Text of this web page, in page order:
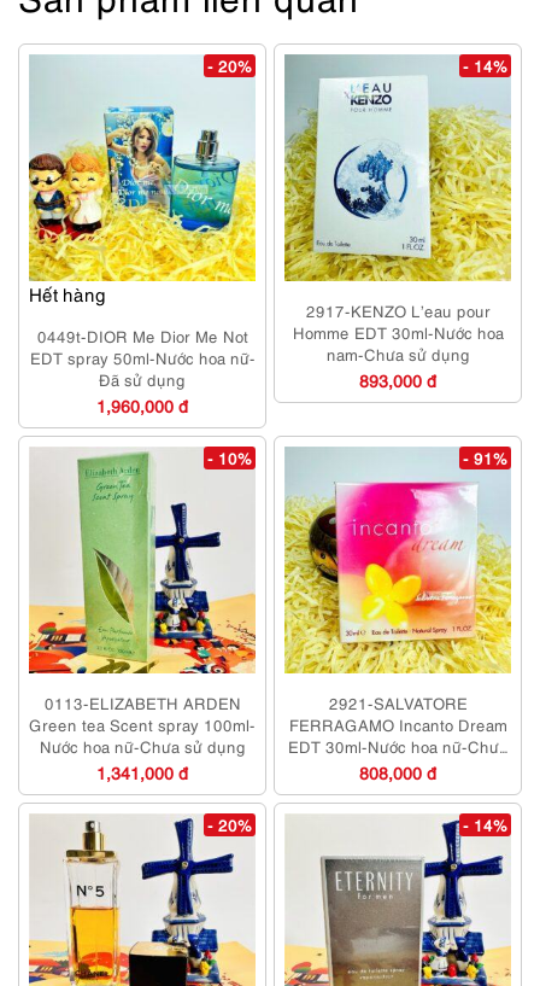
Hết hàng
- 20%
0449t-DIOR Me Dior Me Not
EDT spray 50ml-Nước hoa nữ-
Đã sử dụng
1,960,000 đ
- 14%
2917-KENZO L’eau pour
Homme EDT 30ml-Nước hoa
nam-Chưa sử dụng
893,000 đ
- 10%
0113-ELIZABETH ARDEN
Green tea Scent spray 100ml-
Nước hoa nữ-Chưa sử dụng
1,341,000 đ
- 91%
2921-SALVATORE
FERRAGAMO Incanto Dream
EDT 30ml-Nước hoa nữ-Chưa
sử dụng
808,000 đ
- 20% - 14%